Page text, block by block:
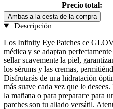
Precio total:
Ambas a la cesta de la compra
Descripción
Los Infinity Eye Patches de
médica y se adaptan
sellar suavemente la piel,
los sérums y las cremas,
Disfrutarás de una hidratación
más suave cada vez que lo
la mañana o para prepararte para
parches son tu aliado versátil.